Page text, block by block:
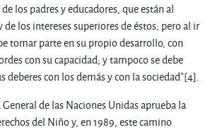
los padres y educadores, que están al
los intereses superiores de éstos; pero al ir
tomar parte en su propio desarrollo, con
con su capacidad; y tampoco se debe
deberes con los demás y con la sociedad”[4].
de las Naciones Unidas aprueba la
del Niño y, en 1989, este camino